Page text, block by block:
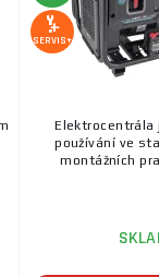
SERVIS+
Elektrocentrála
používání ve
montážních